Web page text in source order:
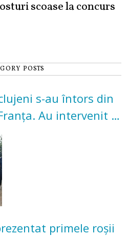
scoase la concurs
POSTS
s-au întors din
Au intervenit la
și pădure
primele roșii